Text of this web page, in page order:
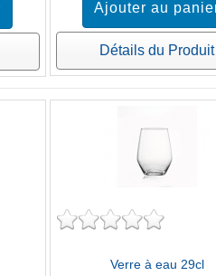
Détails du Produit
Verre à eau 29cl